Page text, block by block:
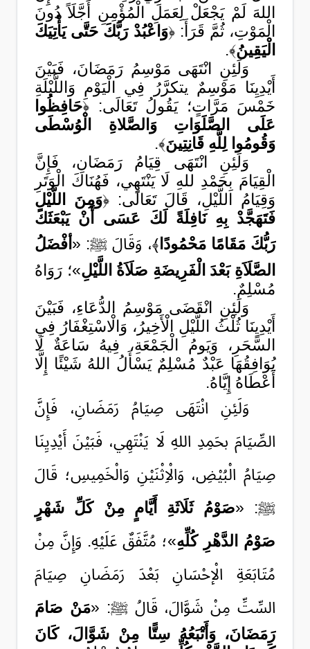
اللهَ لَمْ يَجْعَلْ لِعَمَلِ الْمُؤْمِنِ أَجَّلَاً دُونَ
الْمَوْتِ، ثُمَّ قَرَأَ: ﴿وَاعْبُدْ رَبَّكَ حَتَّى يَأْتِيَكَ
الْيَقِينُ﴾.
وَلَئِنِ انْتَهَى مَوْسِمُ رَمَضَانَ، فَبَيْنَ
أَيْدِيِنَا مَوْسِمٌ يتكرَّرُ فِي الْيَوْمِ وَاللَّيْلَةِ
خَمْسَ مَرَّاتٍ؛ يَقُولُ تَعَالَى: ﴿حَافِظُوا
عَلَى الصَّلَوَاتِ وَالصَّلاةِ الْوُسْطَى
وَقُومُوا لِلَّهِ قَانِتِينَ﴾.
وَلَئِنِ انْتَهَى قِيَامُ رَمَضَانِ، فَإِنَّ
الْقِيَامَ بِحَمْدِ للهِ لَا يَنْتَهِي، فَهُنَاكَ الْوَتَرِ
وَقِيَامُ اللَّيْلِ، قَالَ تَعَالَى: ﴿وَمِنَ اللَّيْلِ
فَتَهَجَّدْ بِهِ نَافِلَةً لَكَ عَسَى أَنْ يَبْعَثَكَ
رَبُّكَ مَقَامًا مَحْمُودًا ﴾، وَقَالَ ﷺ: « أفْضَلُ
الصَّلَاَةِ بَعْدَ الْفَرِيضَةِ صَلَاَةُ اللَّيْلِ»؛ رَوَاهُ
مُسْلِمٌ.
وَلَئِنِ انْقَضَى مَوْسِمُ الدُّعَاءِ، فَبَيْنَ
أَيْدِيِنَا ثُلْثُ اللَّيْلِ الْأَخِيرُ، وَالْاسْتِغْفَارُ فِي
السَّحَرِ، وَيَومُ الْجَمْعَةِ، فِيهُ سَاعَةٌ لَا
يُوَافِقُهَا عَبْدٌ مُسْلِمٌ يَسْأَلُ اللهُ شَيْئًا إِلَّا
أَعْطَاهُ إِيَّاهُ.
وَلَئِنِ انْتَهَى صِيَامُ رَمَضَانِ، فَإِنَّ
الصِّيَامَ بحَمِدِ اللهِ لَا يَنْتَهِي، فَبَيْنَ أَيْدِيِنَا
صِيَامُ الْبُيْضِ، وَالْاِثْنَيْنِ وَالْخَمِيسِ؛ قَالَ
ﷺ: «صَوْمُ ثَلَاثَةِ أَيَّامٍ مِنْ كَلِّ شَهْرٍ
صَوْمُ الدَّهْرِ كُلِّهِ»؛ مُتَّفَقٌ عَلَيْهِ. وَإِنَّ مِنْ
مُتَابَعَةِ الْإحْسَانِ بَعْدَ رَمَضَانِ صِيَامَ
السِّتِّ مِنْ شَوَّالَ، قَالُ ﷺ: «مَنْ صَامَ
رَمَضَانَ، وَأَتْبَعُهُ سِتًّا مِنْ شَوَّالَ، كَانَ